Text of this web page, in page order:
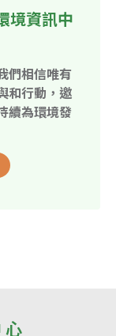
境資訊中
們相信唯有
和行動，邀
續為環境發